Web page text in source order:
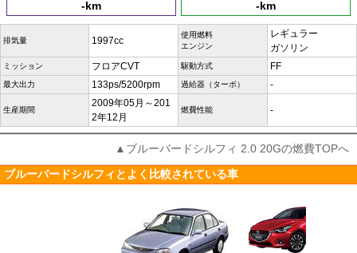
-km -km
排気量 1997cc
使用燃料
エンジン
レギュラー
ガソリン
ミッション フロアCVT 駆動方式 FF
最大出力 133ps/5200rpm 過給器（ターボ） -
生産期間
2009年05月～201
2年12月
燃費性能 -
▲ブルーバードシルフィ 2.0 20Gの燃費TOPへ
ブルーバードシルフィとよく比較されている車